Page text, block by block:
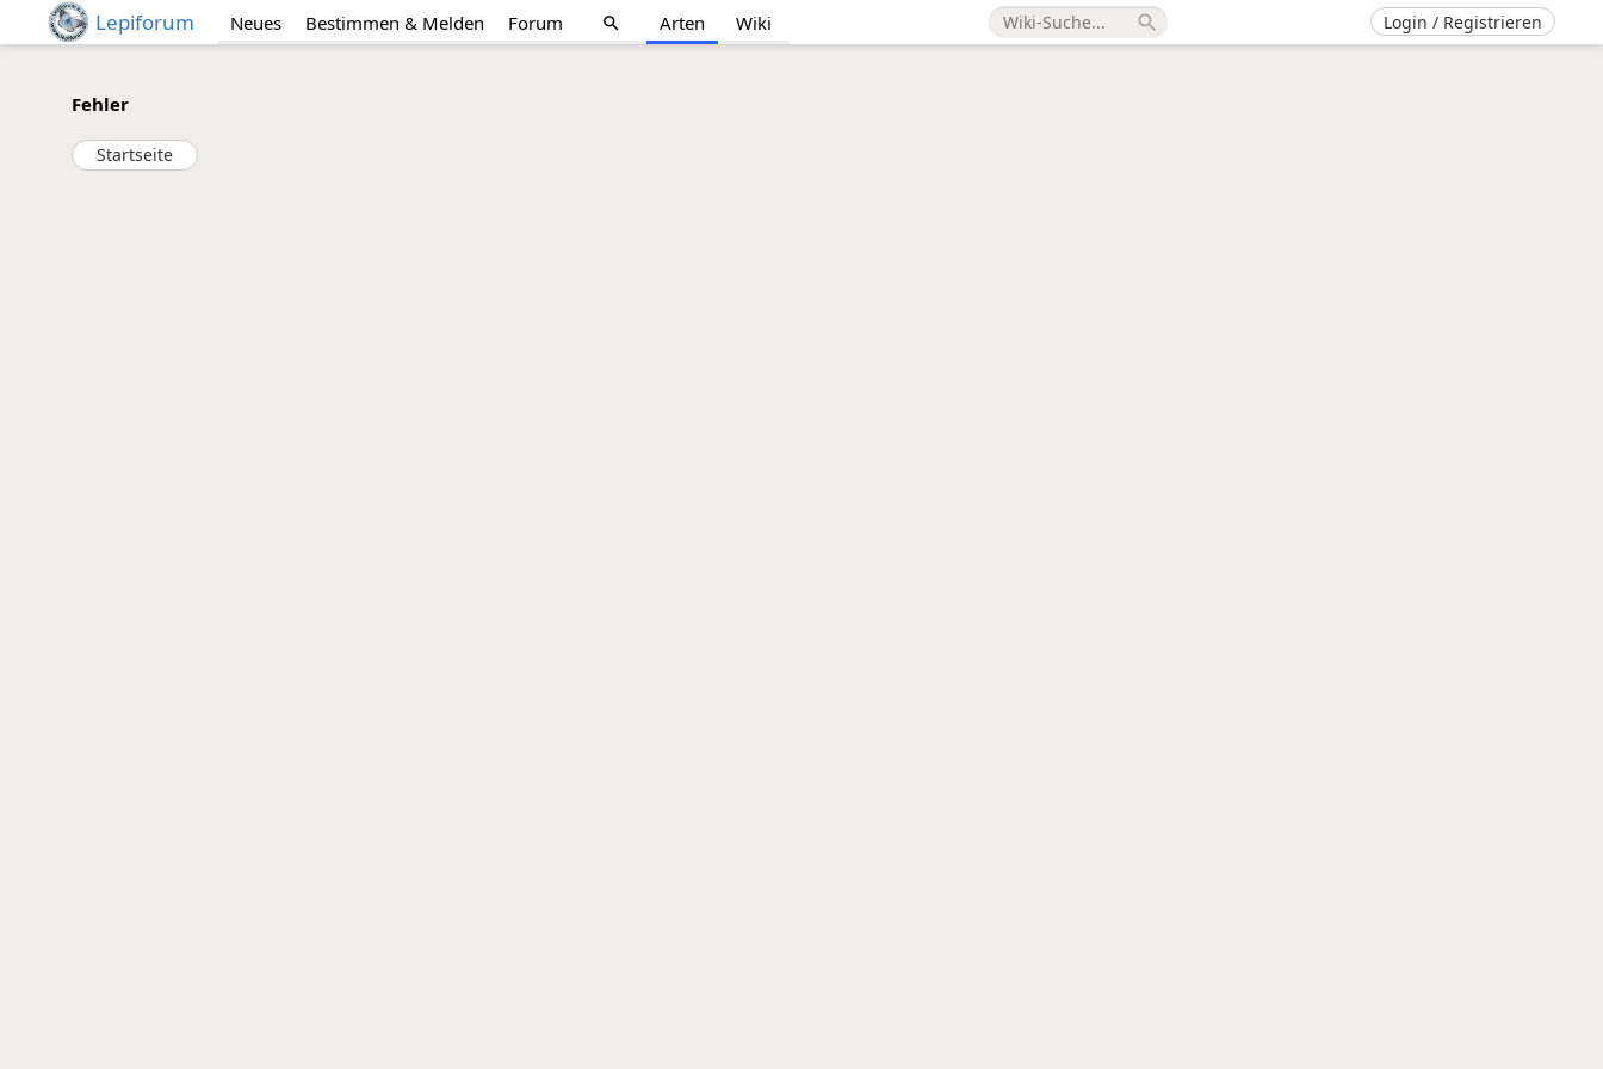
Lepiforum Neues Bestimmen & Melden Forum search Arten Wiki search Login / Registrieren
Fehler
Startseite